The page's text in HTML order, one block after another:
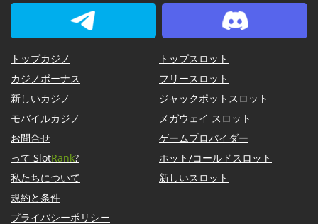
SlotCatalog Telegram SlotCatalog Discord
トップスロット
フリースロット
ジャックポットスロット
メガウェイ スロット
ゲームプロバイダー
ホット/コールドスロット
新しいスロット
トップカジノ
カジノボーナス
新しいカジノ
モバイルカジノ
お問合せ
って SlotRank?
私たちについて
規約と条件
プライバシーポリシー